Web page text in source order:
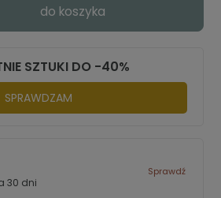
do koszyka
SZTUKI DO -40%
SPRAWDZAM
30 dni
Sprawdź